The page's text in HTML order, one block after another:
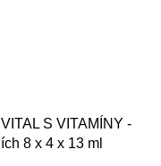
S VITAMÍNY -
8 x 4 x 13 ml